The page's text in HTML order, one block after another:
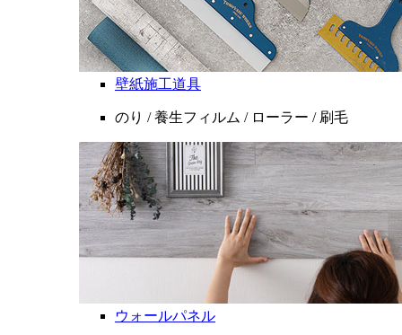
壁紙施工道具
のり / 養生フィルム / ローラー / 刷毛
ウォールパネル